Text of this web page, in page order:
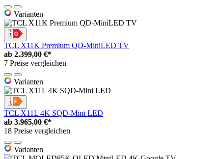
Varianten
TCL X11K Premium QD-MiniLED TV
ab 2.399,00 €*
7 Preise vergleichen
Varianten
TCL X11L 4K SQD-Mini LED
ab 3.965,00 €*
18 Preise vergleichen
Varianten